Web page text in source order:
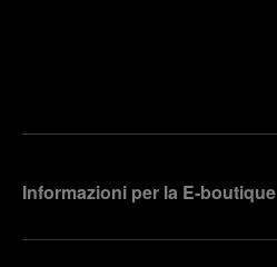
Informazioni per la E-boutique